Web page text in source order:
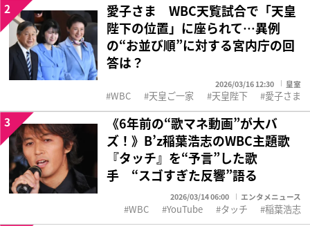
愛子さま WBC天覧試合で「天皇
陛下の位置」に座られて…異例
の“お並び順”に対する宮内庁の回
答は？
2026/03/16 12:30 皇室
2
WBC 天皇ご一家 天皇陛下 愛子さま
《6年前の“歌マネ動画”が大バ
ズ！》B’z稲葉浩志のWBC主題歌
『タッチ』を“予言”した歌
手 “スゴすぎた反響”語る
2026/03/14 06:00 エンタメニュース
3
WBC YouTube タッチ 稲葉浩志